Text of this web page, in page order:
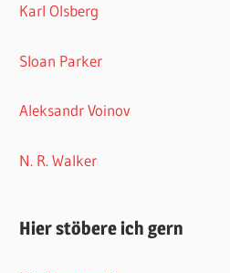
Karl Olsberg
Sloan Parker
Aleksandr Voinov
N. R. Walker
Hier stöbere ich gern